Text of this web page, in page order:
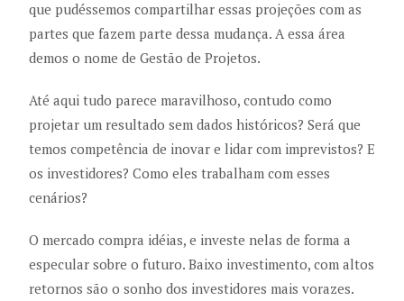
que pudéssemos compartilhar essas projeções com as
partes que fazem parte dessa mudança. A essa área
demos o nome de Gestão de Projetos.
Até aqui tudo parece maravilhoso, contudo como
projetar um resultado sem dados históricos? Será que
temos competência de inovar e lidar com imprevistos? E
os investidores? Como eles trabalham com esses
cenários?
O mercado compra idéias, e investe nelas de forma a
especular sobre o futuro. Baixo investimento, com altos
retornos são o sonho dos investidores mais vorazes.